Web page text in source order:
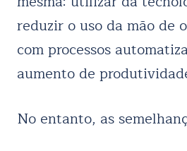
reduzir o uso da mão de
com processos
aumento de
No entanto, as